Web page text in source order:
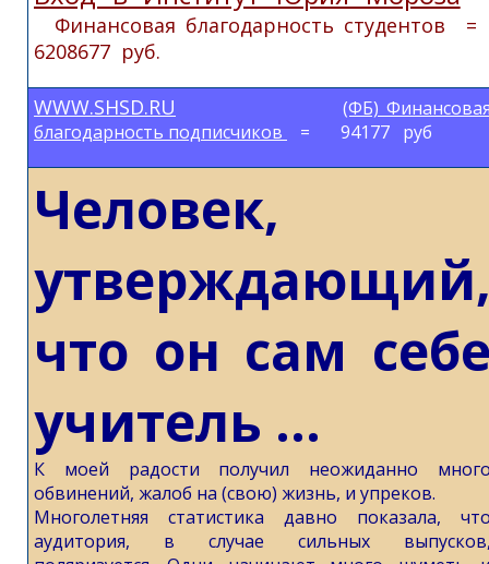
Финансовая благодарность студентов
6208677 руб.
WWW.SHSD.RU
(ФБ)
благодарность подписчиков
= 94177 руб
Человек,
чтo oн сам
учитель ...
К моей радости получил неожиданно
обвинений, жалоб на (свою) жизнь, и упреков.
Многолетняя статистика давно показала,
аудитория, в случае сильных